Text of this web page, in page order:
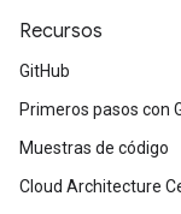
Recursos
GitHub
Primeros pasos con
Muestras de código
Cloud Architecture